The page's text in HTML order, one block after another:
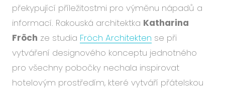
překypující příležitostmi pro výměnu nápadů a
informací. Rakouská architektka Katharina
Fröch ze studia Fröch Architekten se při
vytváření designového konceptu jednotného
pro všechny pobočky nechala inspirovat
hotelovým prostředím, které vytváří přátelskou